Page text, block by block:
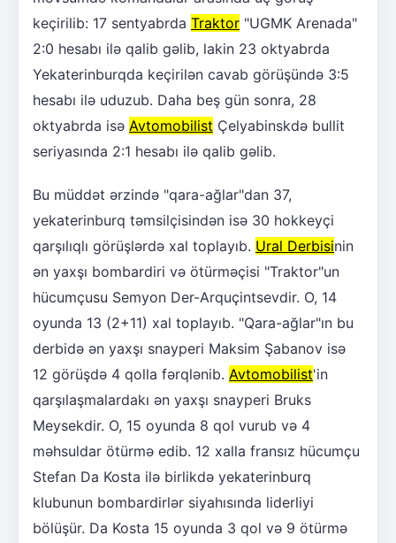
keçirilib: 17 sentyabrda Traktor "UGMK Arenada"
2:0 hesabı ilə qalib gəlib, lakin 23 oktyabrda
Yekaterinburqda keçirilən cavab görüşündə 3:5
hesabı ilə uduzub. Daha beş gün sonra, 28
oktyabrda isə Avtomobilist Çelyabinskdə bullit
seriyasında 2:1 hesabı ilə qalib gəlib.
Bu müddət ərzində "qara-ağlar"dan 37,
yekaterinburq təmsilçisindən isə 30 hokkeyçi
qarşılıqlı görüşlərdə xal toplayıb. Ural Derbisinin
ən yaxşı bombardiri və ötürməçisi "Traktor"un
hücumçusu Semyon Der-Arquçintsevdir. O, 14
oyunda 13 (2+11) xal toplayıb. "Qara-ağlar"ın bu
derbidə ən yaxşı snayperi Maksim Şabanov isə
12 görüşdə 4 qolla fərqlənib. Avtomobilist'in
qarşılaşmalardakı ən yaxşı snayperi Bruks
Meysekdir. O, 15 oyunda 8 qol vurub və 4
məhsuldar ötürmə edib. 12 xalla fransız hücumçu
Stefan Da Kosta ilə birlikdə yekaterinburq
klubunun bombardirlər siyahısında liderliyi
bölüşür. Da Kosta 15 oyunda 3 qol və 9 ötürmə